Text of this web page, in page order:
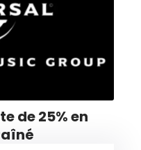
de 25% en